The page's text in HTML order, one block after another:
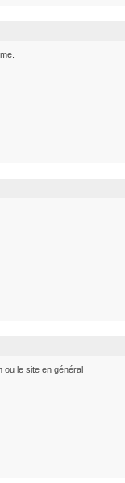
ou le site en général